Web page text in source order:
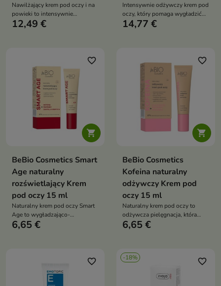
Nawilżający krem pod oczy i na
powieki to intensywnie
pielęgnujący krem stworzony z
zaczerwienień i podrażnień
12,49 €
Intensywnie odżywczy krem pod
oczy, który pomaga wygładzić
drobne zmarszczki, rozjaśnić
14,77 €

favorite_border
BeBio Cosmetics Smart
Age naturalny
rozświetlający Krem
pod oczy 15 ml
Naturalny krem pod oczy Smart
Age to wygładzająco-
rozświetlająca pielęgnacja, która
6,65 €

favorite_border
BeBio Cosmetics
Kofeina naturalny
odżywczy Krem pod
oczy 15 ml
Naturalny krem pod oczy to
odżywcza pielęgnacja, która
redukuje cienie, wygładza
6,65 €
favorite_border -18% favorite_border